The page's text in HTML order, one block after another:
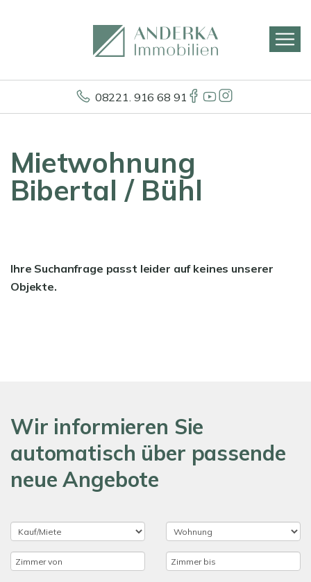
08221. 916 68 91
Mietwohnung
Bibertal / Bühl
Ihre Suchanfrage passt leider auf keines unserer
Objekte.
Wir informieren Sie
automatisch über passende
neue Angebote